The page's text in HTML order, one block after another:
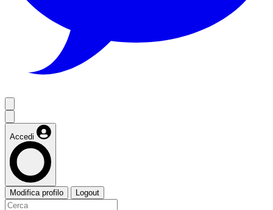
Accedi
Modifica profilo Logout